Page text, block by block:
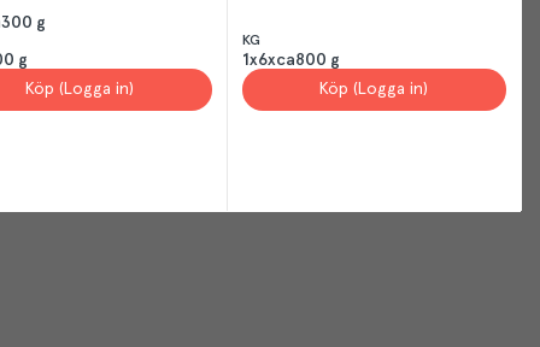
g
g
Köp (Logga in)
KG
1x6xca800 g
Köp (Logga in)